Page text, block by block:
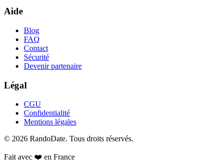
Aide
Blog
FAQ
Contact
Sécurité
Devenir partenaire
Légal
CGU
Confidentialité
Mentions légales
© 2026 RandoDate. Tous droits réservés.
Fait avec ❤️ en France